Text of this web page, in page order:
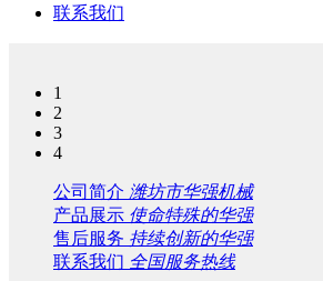
联系我们
1
2
3
4
公司简介 潍坊市华强机械
产品展示 使命特殊的华强
售后服务 持续创新的华强
联系我们 全国服务热线